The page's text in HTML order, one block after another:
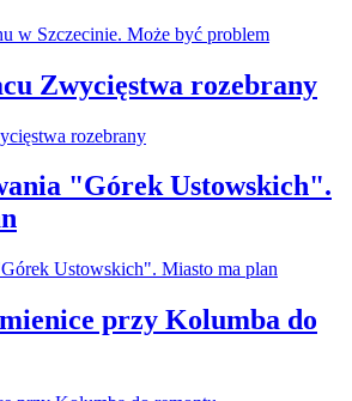
Zwycięstwa rozebrany
"Górek Ustowskich".
przy Kolumba do